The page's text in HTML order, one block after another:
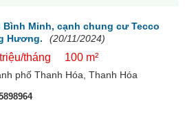
Minh, cạnh chung cư Tecco
Hương.
(20/11/2024)
tháng 100 m²
phố Thanh Hóa, Thanh Hóa